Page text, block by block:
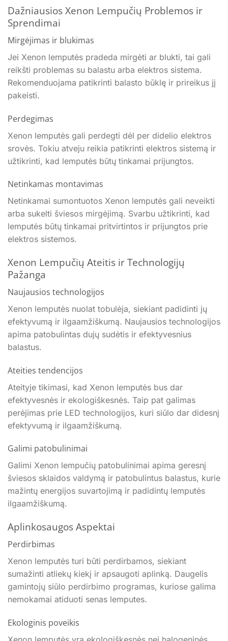
Dažniausios Xenon Lempučių Problemos ir
Sprendimai
Mirgėjimas ir blukimas
Jei Xenon lemputės pradeda mirgėti ar blukti, tai gali
reikšti problemas su balastu arba elektros sistema.
Rekomenduojama patikrinti balasto būklę ir prireikus jį
pakeisti.
Perdegimas
Xenon lemputės gali perdegti dėl per didelio elektros
srovės. Tokiu atveju reikia patikrinti elektros sistemą ir
užtikrinti, kad lemputės būtų tinkamai prijungtos.
Netinkamas montavimas
Netinkamai sumontuotos Xenon lemputės gali neveikti
arba sukelti šviesos mirgėjimą. Svarbu užtikrinti, kad
lemputės būtų tinkamai pritvirtintos ir prijungtos prie
elektros sistemos.
Xenon Lempučių Ateitis ir Technologijų
Pažanga
Naujausios technologijos
Xenon lemputės nuolat tobulėja, siekiant padidinti jų
efektyvumą ir ilgaamžiškumą. Naujausios technologijos
apima patobulintas dujų sudėtis ir efektyvesnius
balastus.
Ateities tendencijos
Ateityje tikimasi, kad Xenon lemputės bus dar
efektyvesnės ir ekologiškesnės. Taip pat galimas
perėjimas prie LED technologijos, kuri siūlo dar didesnį
efektyvumą ir ilgaamžiškumą.
Galimi patobulinimai
Galimi Xenon lempučių patobulinimai apima geresnį
šviesos sklaidos valdymą ir patobulintus balastus, kurie
mažintų energijos suvartojimą ir padidintų lemputės
ilgaamžiškumą.
Aplinkosaugos Aspektai
Perdirbimas
Xenon lemputės turi būti perdirbamos, siekiant
sumažinti atliekų kiekį ir apsaugoti aplinką. Daugelis
gamintojų siūlo perdirbimo programas, kuriose galima
nemokamai atiduoti senas lemputes.
Ekologinis poveikis